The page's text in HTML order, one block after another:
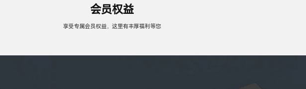
会员权益
享受专属会员权益，这里有丰厚福利等您